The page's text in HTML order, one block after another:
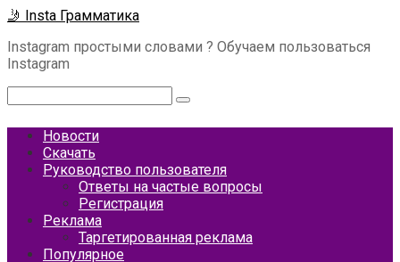
Перейти
контенту
🤳 Insta Грамматика
Instagram простыми словами ? Обучаем пользоваться
Instagram
Новости
Скачать
Руководство пользователя
Ответы на частые вопросы
Регистрация
Реклама
Таргетированная реклама
Популярное